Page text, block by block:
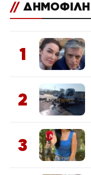
// ΔΗΜΟΦΙΛΗ
1
2
3